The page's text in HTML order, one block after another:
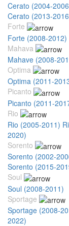
Cerato (2004-
Cerato (2013-
Forte
Forte (2008-2012)
Mahava
Mahave (2008-
Optima
Optima (2011-
Picanto
Picanto (2011-
Rio
Rio (2005-2011)
2020)
Sorento
Sorento (2002-
Sorento (2015-
Soul
Soul (2008-2011)
Sportage
Sportage (2008-
2022)